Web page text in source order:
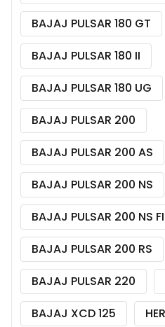
BAJAJ PULSAR 180 GT
BAJAJ PULSAR 180 II
BAJAJ PULSAR 180 UG
BAJAJ PULSAR 200
BAJAJ PULSAR 200 AS
BAJAJ PULSAR 200 NS
BAJAJ PULSAR 200 NS FI
BAJAJ PULSAR 200 RS
BAJAJ PULSAR 220
BAJAJ XCD 125